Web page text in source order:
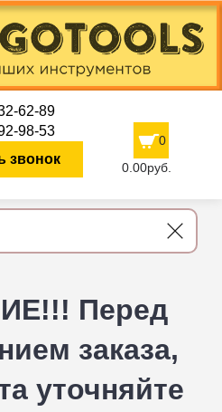
62-89
98-53
звонок
0
0.00руб.
Перед
заказа,
уточняйте